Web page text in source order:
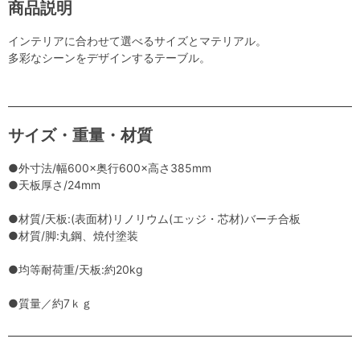
商品説明
インテリアに合わせて選べるサイズとマテリアル。
多彩なシーンをデザインするテーブル。
サイズ・重量・材質
●外寸法/幅600×奥行600×高さ385mm
●天板厚さ/24mm
●材質/天板:(表面材)リノリウム(エッジ・芯材)バーチ合板
●材質/脚:丸鋼、焼付塗装
●均等耐荷重/天板:約20kg
●質量／約7ｋｇ